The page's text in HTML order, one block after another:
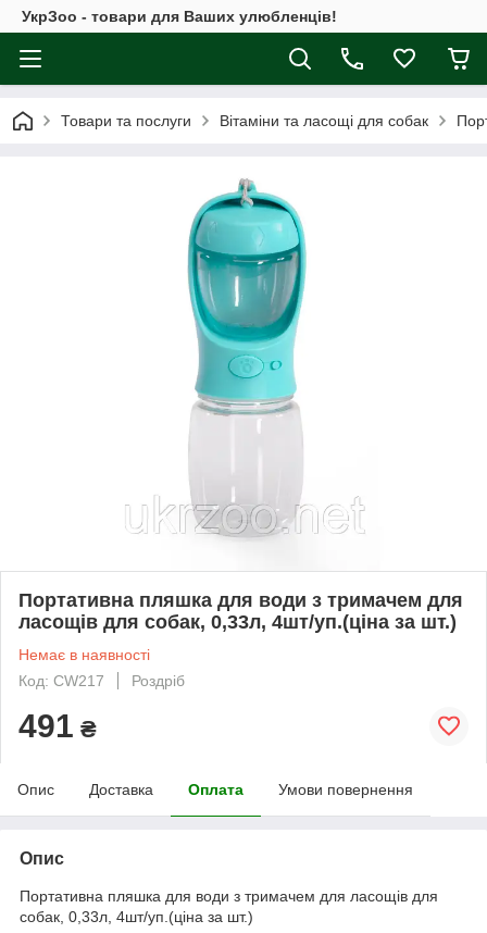
УкрЗоо - товари для Ваших улюбленців!
Товари та послуги Вітаміни та ласощі для собак
Портативна пляшка для води з тримачем для
ласощів для собак, 0,33л, 4шт/уп.(ціна за шт.)
Немає в наявності
Код: CW217
Роздріб
491 ₴
Опис Доставка Оплата Умови повернення
Опис
Портативна пляшка для води з тримачем для ласощів для
собак, 0,33л, 4шт/уп.(ціна за шт.)